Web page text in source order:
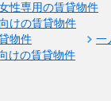
性専用の賃貸物件
けの賃貸物件
物件
一
けの賃貸物件